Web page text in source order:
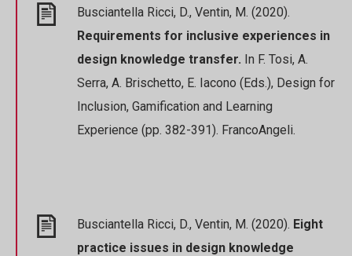
Busciantella Ricci, D., Ventin, M. (2020).
Requirements for inclusive experiences in
design knowledge transfer. In F. Tosi, A.
Serra, A. Brischetto, E. Iacono (Eds.), Design for
Inclusion, Gamification and Learning
Experience (pp. 382-391). FrancoAngeli.
Busciantella Ricci, D., Ventin, M. (2020). Eight
practice issues in design knowledge